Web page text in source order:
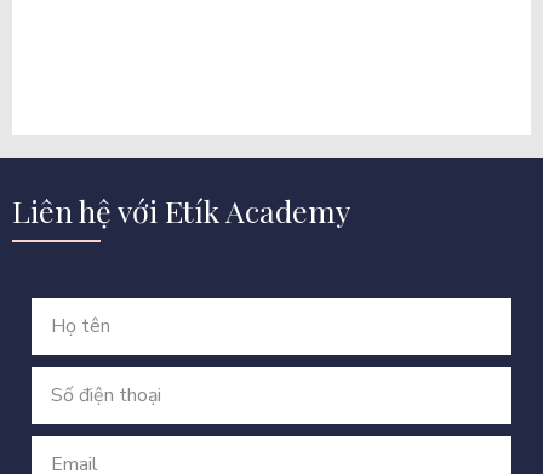
Liên hệ với Etík Academy